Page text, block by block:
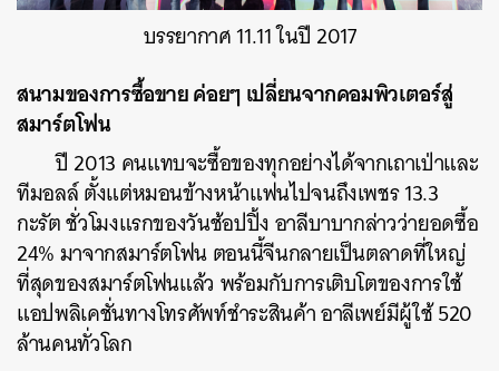
บรรยากาศ 11.11 ในปี 2017
สนามของการซื้อขาย ค่อยๆ เปลี่ยนจากคอมพิวเตอร์สู่
สมาร์ตโฟน
ปี 2013 คนแทบจะซื้อของทุกอย่างได้จากเถาเป่าและ
ทีมอลล์ ตั้งแต่หมอนข้างหน้าแฟนไปจนถึงเพชร 13.3
กะรัต ชั่วโมงแรกของวันช้อปปิ้ง อาลีบาบากล่าวว่ายอดซื้อ
24% มาจากสมาร์ตโฟน ตอนนี้จีนกลายเป็นตลาดที่ใหญ่
ที่สุดของสมาร์ตโฟนแล้ว พร้อมกับการเติบโตของการใช้
แอปพลิเคชั่นทางโทรศัพท์ชำระสินค้า อาลีเพย์มีผู้ใช้ 520
ล้านคนทั่วโลก
ค้นหา
SHARE TWEET LINE EMAIL